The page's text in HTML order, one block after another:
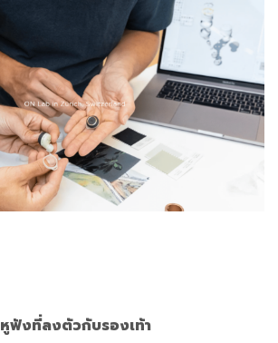
หูฟังที่ลงตัวกับรองเท้า